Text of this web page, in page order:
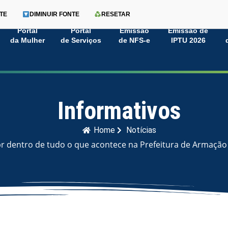
Portal
da Mulher
Portal
de Serviços
Emissão
de NFS-e
Emissão de
IPTU 2026
DIMINUIR FONTE RESETAR
Informativos
Home Notícias
dentro de tudo o que acontece na Prefeitura de